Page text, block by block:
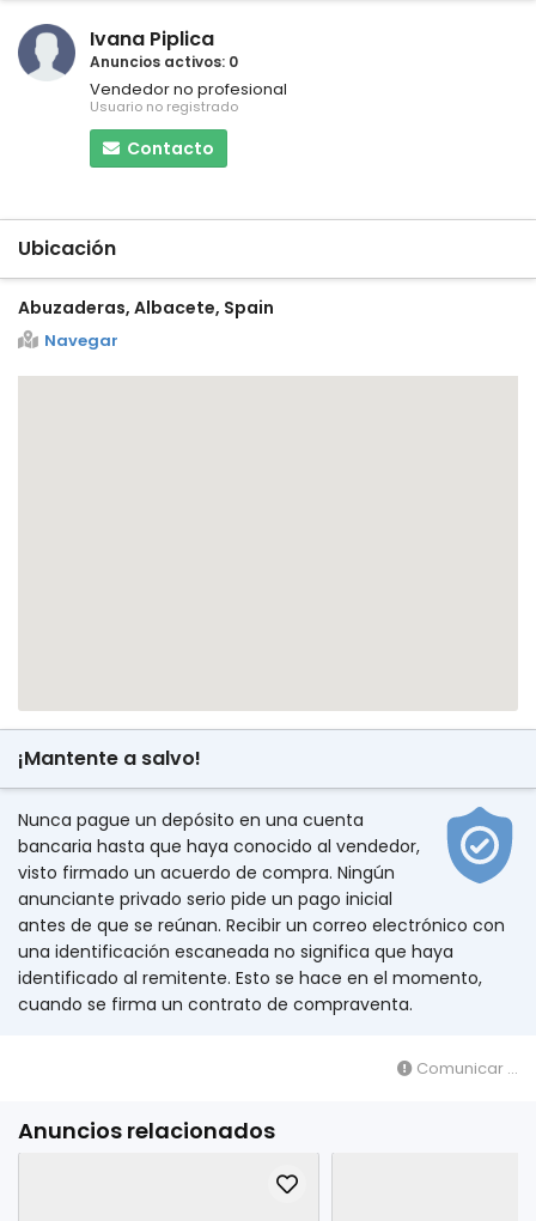
Ivana Piplica
Anuncios activos: 0
Vendedor no profesional
Usuario no registrado
Contacto
Ubicación
Abuzaderas, Albacete, Spain
Navegar
¡Mantente a salvo!
Nunca pague un depósito en una cuenta
bancaria hasta que haya conocido al vendedor,
visto firmado un acuerdo de compra. Ningún
anunciante privado serio pide un pago inicial
antes de que se reúnan. Recibir un correo electrónico con
una identificación escaneada no significa que haya
identificado al remitente. Esto se hace en el momento,
cuando se firma un contrato de compraventa.
Comunicar ...
Anuncios relacionados